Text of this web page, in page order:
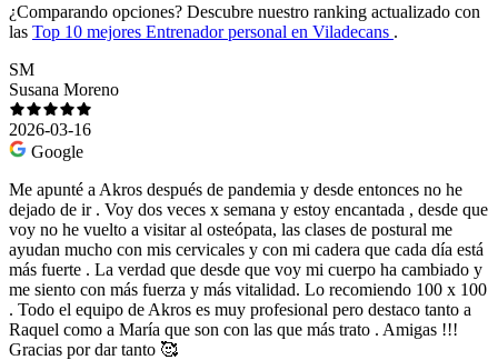
¿Comparando opciones? Descubre nuestro ranking actualizado con
las Top 10 mejores Entrenador personal en Viladecans .
SM
Susana Moreno
2026-03-16
Google
Me apunté a Akros después de pandemia y desde entonces no he
dejado de ir . Voy dos veces x semana y estoy encantada , desde que
voy no he vuelto a visitar al osteópata, las clases de postural me
ayudan mucho con mis cervicales y con mi cadera que cada día está
más fuerte . La verdad que desde que voy mi cuerpo ha cambiado y
me siento con más fuerza y más vitalidad. Lo recomiendo 100 x 100
. Todo el equipo de Akros es muy profesional pero destaco tanto a
Raquel como a María que son con las que más trato . Amigas !!!
Gracias por dar tanto 🥰